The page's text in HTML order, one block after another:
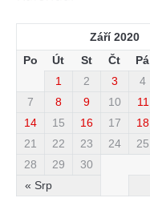
Září 2020
Po
Út St Čt Pá
« Srp
1 2 3 4
7
8 9 10 11
14
15 16 17 18
21
22 23 24 25
28
29 30